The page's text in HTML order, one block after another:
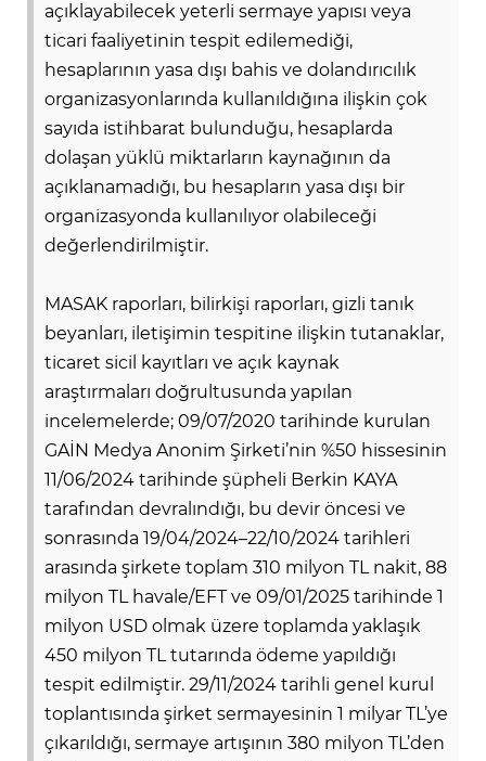
açıklayabilecek yeterli sermaye yapısı veya
ticari faaliyetinin tespit edilemediği,
hesaplarının yasa dışı bahis ve dolandırıcılık
organizasyonlarında kullanıldığına ilişkin çok
sayıda istihbarat bulunduğu, hesaplarda
dolaşan yüklü miktarların kaynağının da
açıklanamadığı, bu hesapların yasa dışı bir
organizasyonda kullanılıyor olabileceği
değerlendirilmiştir.
MASAK raporları, bilirkişi raporları, gizli tanık
beyanları, iletişimin tespitine ilişkin tutanaklar,
ticaret sicil kayıtları ve açık kaynak
araştırmaları doğrultusunda yapılan
incelemelerde; 09/07/2020 tarihinde kurulan
GAİN Medya Anonim Şirketi’nin %50 hissesinin
11/06/2024 tarihinde şüpheli Berkin KAYA
tarafından devralındığı, bu devir öncesi ve
sonrasında 19/04/2024–22/10/2024 tarihleri
arasında şirkete toplam 310 milyon TL nakit, 88
milyon TL havale/EFT ve 09/01/2025 tarihinde 1
milyon USD olmak üzere toplamda yaklaşık
450 milyon TL tutarında ödeme yapıldığı
tespit edilmiştir. 29/11/2024 tarihli genel kurul
toplantısında şirket sermayesinin 1 milyar TL’ye
çıkarıldığı, sermaye artışının 380 milyon TL’den